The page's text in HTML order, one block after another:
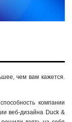
чем вам кажется.
компании
веб-дизайна Duck &